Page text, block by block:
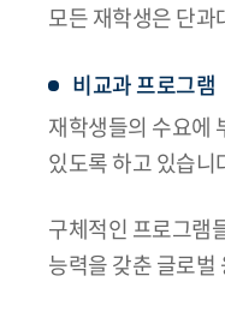
모든 재학생은 단
비교과 프로그램
재학생들의 수요에
있도록 하고 있습니
구체적인 프로그램
능력을 갖춘 글로벌